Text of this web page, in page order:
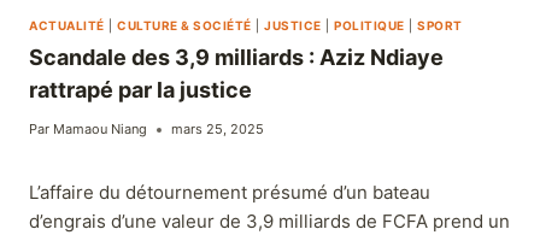
ACTUALITÉ CULTURE & SOCIÉTÉ JUSTICE POLITIQUE SPORT
Scandale des 3,9 milliards : Aziz Ndiaye
rattrapé par la justice
Par Mamaou Niang mars 25, 2025
L’affaire du détournement présumé d’un bateau
d’engrais d’une valeur de 3,9 milliards de FCFA prend un